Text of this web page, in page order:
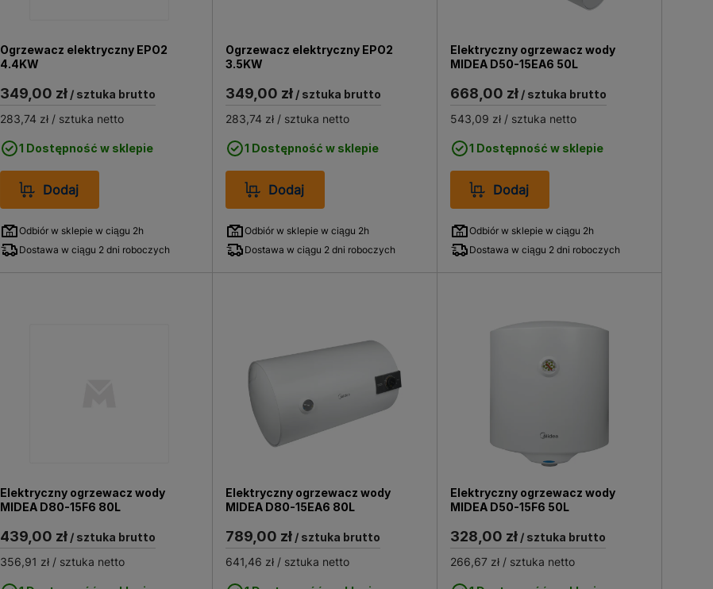
Ogrzewacz elektryczny EPO2
4.4KW
349,00 zł/ sztuka brutto
283,74 zł/ sztuka netto
1 Dostępność w sklepie
Dodaj
Odbiór w sklepie w ciągu 2h
Dostawa w ciągu 2 dni roboczych
Ogrzewacz elektryczny EPO2
3.5KW
349,00 zł/ sztuka brutto
283,74 zł/ sztuka netto
1 Dostępność w sklepie
Dodaj
Odbiór w sklepie w ciągu 2h
Dostawa w ciągu 2 dni roboczych
Elektryczny ogrzewacz wody
MIDEA D50-15EA6 50L
668,00 zł / sztuka brutto
543,09 zł / sztuka netto
1 Dostępność w sklepie
Dodaj
Odbiór w sklepie w ciągu 2h
Dostawa w ciągu 2 dni roboczych
Elektryczny ogrzewacz wody
MIDEA D80-15F6 80L
439,00 zł/ sztuka brutto
356,91 zł/ sztuka netto
Elektryczny ogrzewacz wody
MIDEA D80-15EA6 80L
789,00 zł/ sztuka brutto
641,46 zł/ sztuka netto
Elektryczny ogrzewacz wody
MIDEA D50-15F6 50L
328,00 zł / sztuka brutto
266,67 zł / sztuka netto